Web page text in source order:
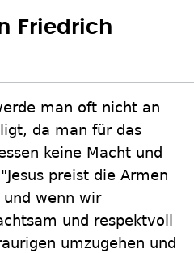
Friedrich
man oft nicht an
da man für das
keine Macht und
preist die Armen
und wenn wir
und respektvoll
umzugehen und